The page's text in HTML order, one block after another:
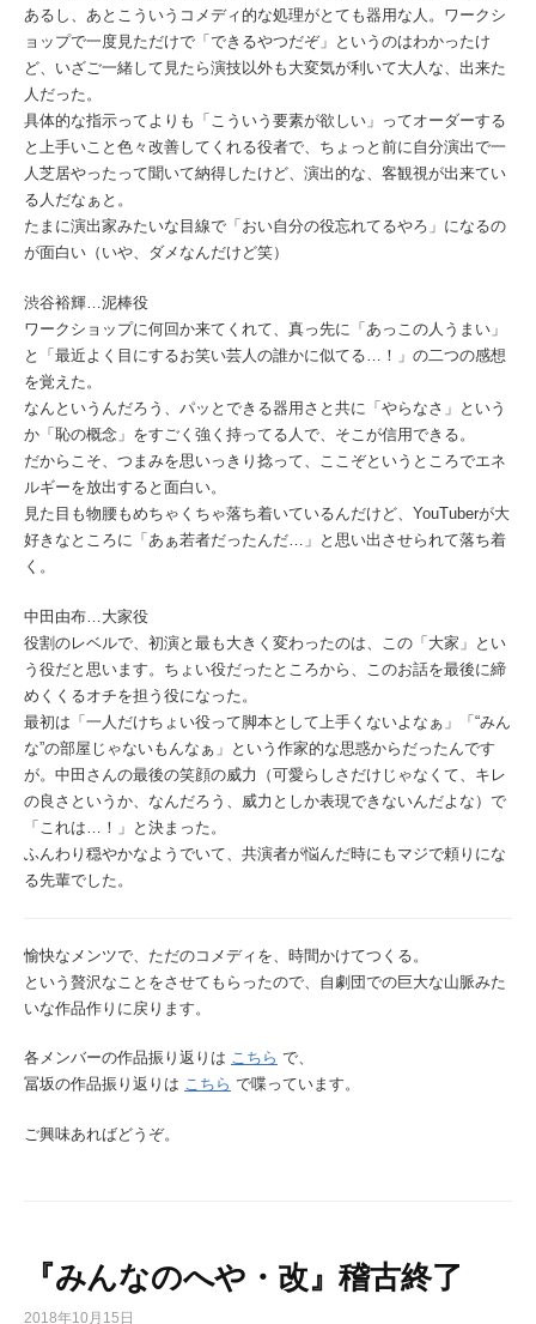
あるし、あとこういうコメディ的な処理がとても器用な人。ワークシ
ョップで一度見ただけで「できるやつだぞ」というのはわかったけ
ど、いざご一緒して見たら演技以外も大変気が利いて大人な、出来た
人だった。
具体的な指示ってよりも「こういう要素が欲しい」ってオーダーする
と上手いこと色々改善してくれる役者で、ちょっと前に自分演出で一
人芝居やったって聞いて納得したけど、演出的な、客観視が出来てい
る人だなぁと。
たまに演出家みたいな目線で「おい自分の役忘れてるやろ」になるの
が面白い（いや、ダメなんだけど笑）
渋谷裕輝…泥棒役
ワークショップに何回か来てくれて、真っ先に「あっこの人うまい」
と「最近よく目にするお笑い芸人の誰かに似てる…！」の二つの感想
を覚えた。
なんというんだろう、パッとできる器用さと共に「やらなさ」という
か「恥の概念」をすごく強く持ってる人で、そこが信用できる。
だからこそ、つまみを思いっきり捻って、ここぞというところでエネ
ルギーを放出すると面白い。
見た目も物腰もめちゃくちゃ落ち着いているんだけど、YouTuberが大
好きなところに「あぁ若者だったんだ…」と思い出させられて落ち着
く。
中田由布…大家役
役割のレベルで、初演と最も大きく変わったのは、この「大家」とい
う役だと思います。ちょい役だったところから、このお話を最後に締
めくくるオチを担う役になった。
最初は「一人だけちょい役って脚本として上手くないよなぁ」「“みん
な”の部屋じゃないもんなぁ」という作家的な思惑からだったんです
が。中田さんの最後の笑顔の威力（可愛らしさだけじゃなくて、キレ
の良さというか、なんだろう、威力としか表現できないんだよな）で
「これは…！」と決まった。
ふんわり穏やかなようでいて、共演者が悩んだ時にもマジで頼りにな
る先輩でした。
愉快なメンツで、ただのコメディを、時間かけてつくる。
という贅沢なことをさせてもらったので、自劇団での巨大な山脈みた
いな作品作りに戻ります。
各メンバーの作品振り返りは こちら で、
冨坂の作品振り返りは こちら で喋っています。
ご興味あればどうぞ。
『みんなのへや・改』稽古終了
2018年10月15日